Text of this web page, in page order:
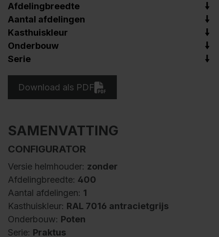
Afdelingbreedte
Aantal afdelingen
Kasthuiskleur
Onderbouw
Serie
Download als PDF
SAMENVATTING
CONFIGURATOR
Versie helmhouder: zonder
Afdelingbreedte: 400
Aantal afdelingen: 1
Kasthuiskleur: RAL 7016 antracietgrijs
Onderbouw: Poten
Serie: Praktus